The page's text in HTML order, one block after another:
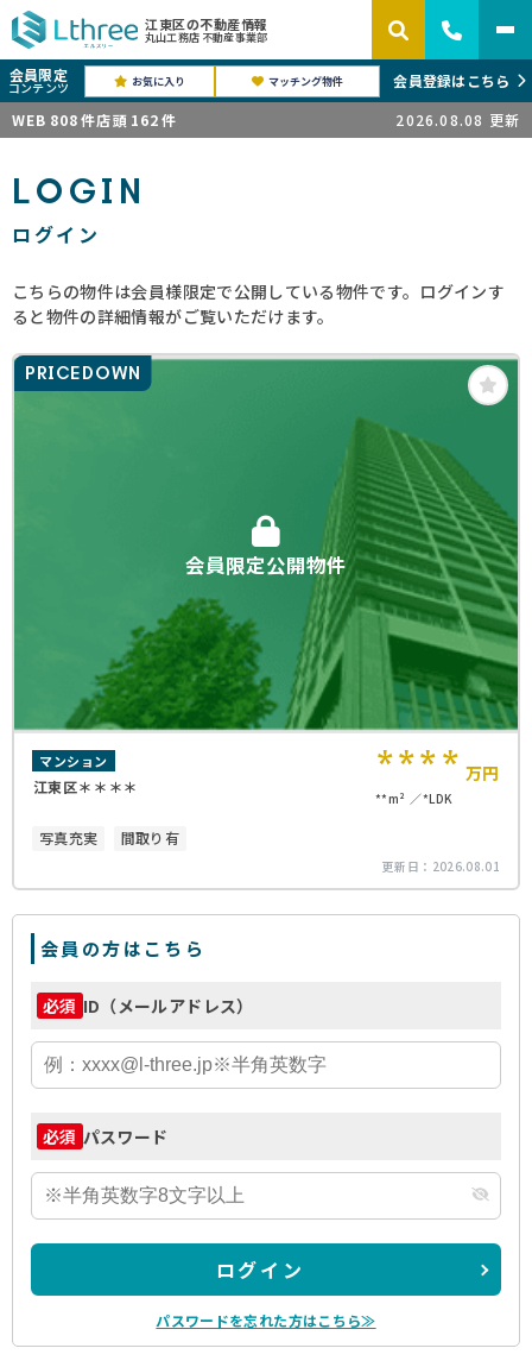
江東区の不動産情報
丸山工務店 不動産事業部
会員限定
コンテンツ お気に入り マッチング物件
会員登録はこちら
WEB 808件店頭 162 件 2026.08.08 更新
LOGIN
ログイン
こちらの物件は会員様限定で公開している物件です。ログインす
ると物件の詳細情報がご覧いただけます。
会員限定公開物件
PRICEDOWN
マンション
江東区＊＊＊＊ **** 万円
**m² *LDK
写真充実 間取り有
更新日： 2026.08.01
会員の方はこちら
必須 ID（メールアドレス）
必須 パスワード
ログイン
パスワードを忘れた方はこちら≫